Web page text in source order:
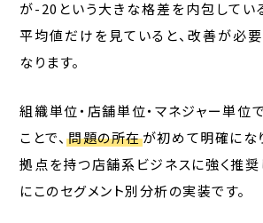
が-20という大きな格差を内包してい
平均値だけを見ていると、改善が必
なります。
組織単位・店舗単位・マネジャー単位
ことで、問題の所在が初めて明確にな
拠点を持つ店舗系ビジネスに強く推奨
にこのセグメント別分析の実装です。